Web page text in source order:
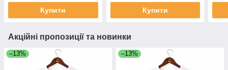
Купити Купити
Акційні пропозиції та новинки
–13% –13%